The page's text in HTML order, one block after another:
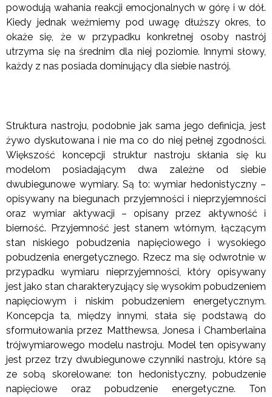
powodują wahania reakcji emocjonalnych w górę i w dół.
Kiedy jednak weźmiemy pod uwagę dłuższy okres, to
okaże się, że w przypadku konkretnej osoby nastrój
utrzyma się na średnim dla niej poziomie. Innymi słowy,
każdy z nas posiada dominujący dla siebie nastrój.
Struktura nastroju, podobnie jak sama jego definicja, jest
żywo dyskutowana i nie ma co do niej pełnej zgodności.
Większość koncepcji struktur nastroju skłania się ku
modelom posiadającym dwa zależne od siebie
dwubiegunowe wymiary. Są to: wymiar hedonistyczny –
opisywany na biegunach przyjemności i nieprzyjemności
oraz wymiar aktywacji – opisany przez aktywność i
bierność. Przyjemność jest stanem wtórnym, łączącym
stan niskiego pobudzenia napięciowego i wysokiego
pobudzenia energetycznego. Rzecz ma się odwrotnie w
przypadku wymiaru nieprzyjemności, który opisywany
jest jako stan charakteryzujący się wysokim pobudzeniem
napięciowym i niskim pobudzeniem energetycznym.
Koncepcja ta, między innymi, stała się podstawą do
sformułowania przez Matthewsa, Jonesa i Chamberlaina
trójwymiarowego modelu nastroju. Model ten opisywany
jest przez trzy dwubiegunowe czynniki nastroju, które są
ze sobą skorelowane: ton hedonistyczny, pobudzenie
napięciowe oraz pobudzenie energetyczne. Ton